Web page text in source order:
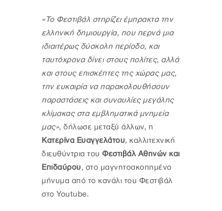
«To Φεστιβάλ στηρίζει έμπρακτα την
ελληνική δημιουργία, που περνά μια
ιδιαιτέρως δύσκολη περίοδο, και
ταυτόχρονα δίνει στους πολίτες, αλλά
και στους επισκέπτες της χώρας μας,
την ευκαιρία να παρακολουθήσουν
παραστάσεις και συναυλίες μεγάλης
κλίμακας στα εμβληματικά μνημεία
μας», δήλωσε μεταξύ άλλων, η
Κατερίνα Ευαγγελάτου, καλλιτεχνική
διευθύντρια του Φεστιβάλ Αθηνών και
Επιδαύρου, στο μαγνητοσκοπημένο
μήνυμα από το κανάλι του Φεστιβάλ
στο Youtube.